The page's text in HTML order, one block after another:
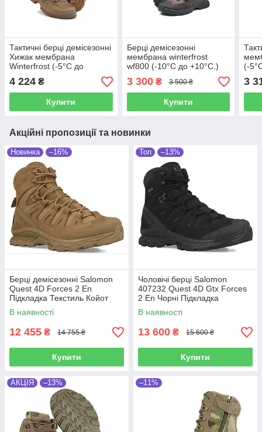
Тактичні берці демісезонні
Хижак мембрана
Winterfrost (-5°C до
+21°C.) Койот
4 224 ₴
Купити
Берці демісезонні
мембрана winterfrost
wf800 (-10°C до +10°C.)
Коричневі
3 300₴ 3 500 ₴
Купити
(-
3
Акційні пропозиції та новинки
Новинка –16%
Берці демісезонні Salomon
Quest 4D Forces 2 En
Підкладка Текстиль Койот
В наявності
12 455 ₴ 14 755 ₴
Купити
Топ –13%
Чоловічі берці Salomon
407232 Quest 4D Gtx Forces
2 En Чорні Підкладка
Мембрана: Gore-Tex
В наявності
13 600 ₴ 15 600 ₴
Купити
АКЦІЯ –13% –11%